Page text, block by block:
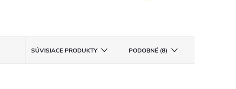
SÚVISIACE PRODUKTY PODOBNÉ (8)